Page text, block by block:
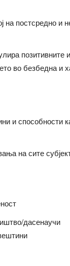
на постсредно и
позитивните
во безбедна и
и способности
на сите
дасенаучи